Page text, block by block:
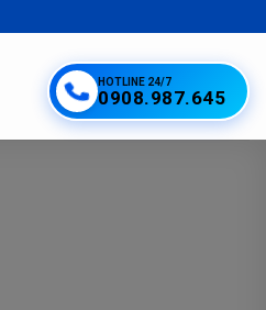
Minh giá tốt
HOTLINE 24/7
0908.987.645